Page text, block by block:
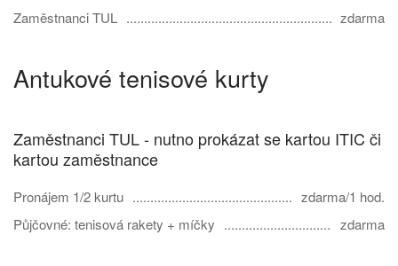
Zaměstnanci TUL
zdarma
Antukové tenisové kurty
Zaměstnanci TUL - nutno prokázat se kartou ITIC či
kartou zaměstnance
Pronájem 1/2 kurtu
zdarma/1 hod.
Půjčovné: tenisová rakety + míčky
zdarma